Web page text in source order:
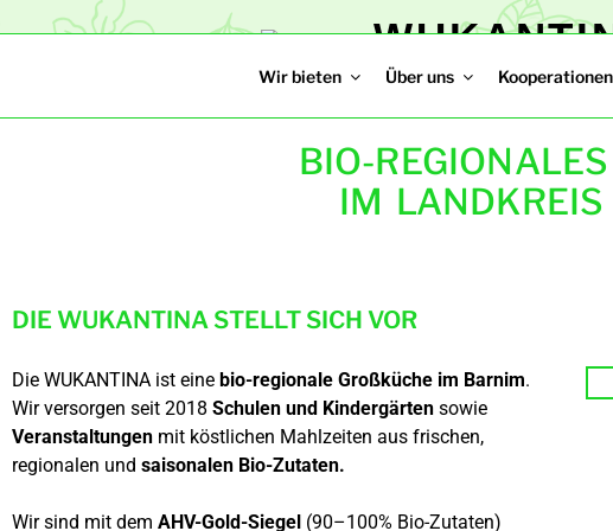
Bio-Regionales Catering
Wir bieten Über uns Kooperationen
BIO-
IM
DIE WUKANTINA STELLT SICH VOR
Die WUKANTINA ist eine bio-regionale Großküche im Barnim.
Wir versorgen seit 2018 Schulen und Kindergärten sowie
Veranstaltungen mit köstlichen Mahl­zeiten aus frischen,
regionalen und saisonalen Bio-Zutaten.
Wir sind mit dem AHV-Gold-Siegel (90–100% Bio-Zutaten)